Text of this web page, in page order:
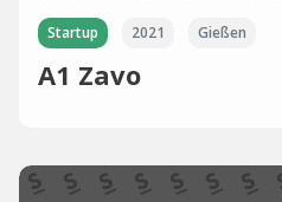
Startup 2021 Gießen
A1 Zavo